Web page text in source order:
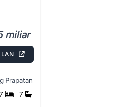
miliar
Prapatan
7